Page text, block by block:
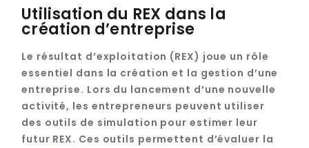
Utilisation du REX dans la
création d’entreprise
Le résultat d’exploitation (REX) joue un rôle
essentiel dans la création et la gestion d’une
entreprise. Lors du lancement d’une nouvelle
activité, les entrepreneurs peuvent utiliser
des outils de simulation pour estimer leur
futur REX. Ces outils permettent d’évaluer la